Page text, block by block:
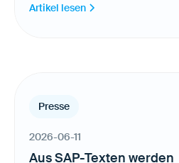
Artikel lesen
Presse
2026-06-11
Aus SAP-Texten werden